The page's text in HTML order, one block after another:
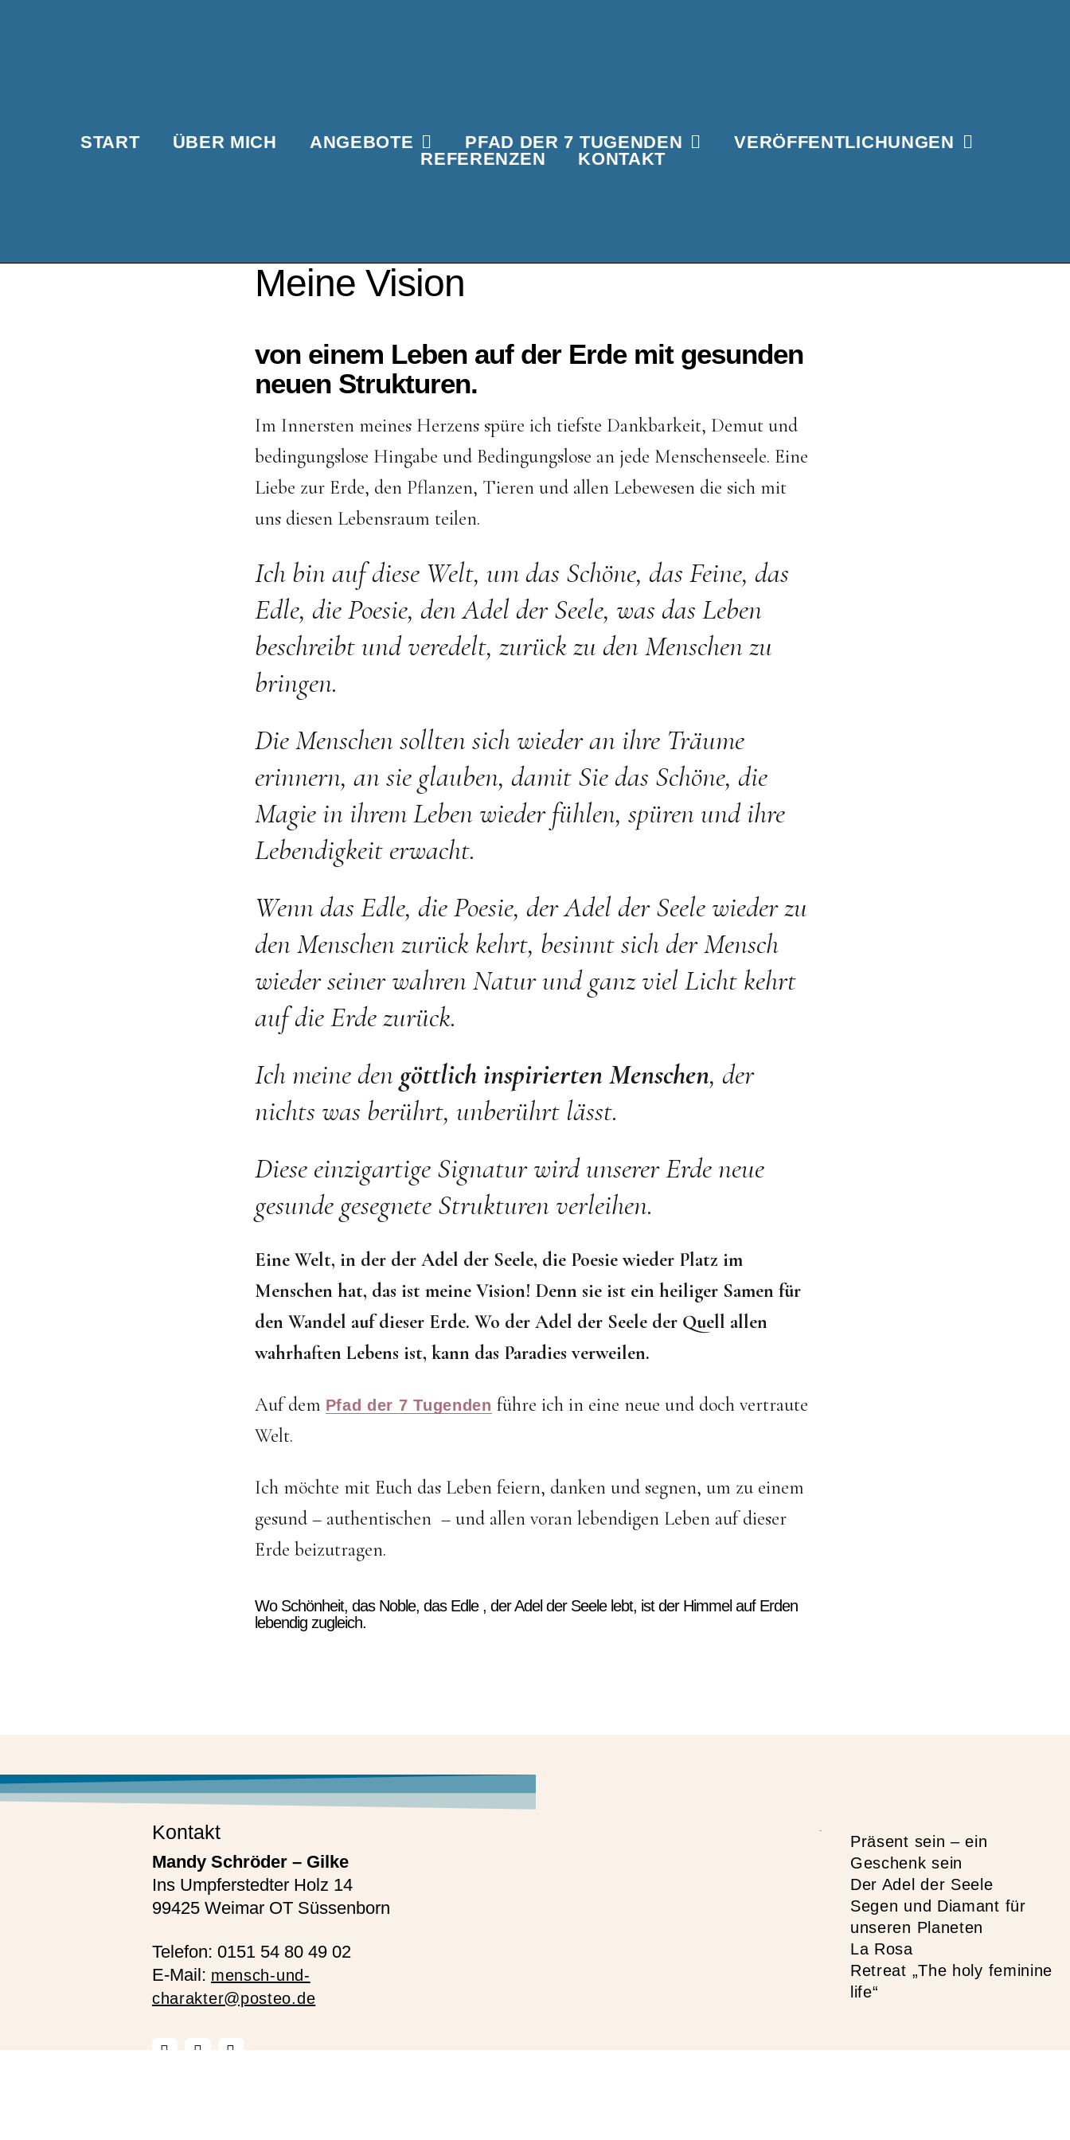
START ÜBER MICH ANGEBOTE PFAD DER 7 TUGENDEN
VERÖFFENTLICHUNGEN
REFERENZEN
KONTAKT
Meine Vision
von einem Leben auf der Erde mit gesunden
neuen Strukturen.
Im Innersten meines Herzens spüre ich tiefste Dankbarkeit, Demut und
bedingungslose Hingabe und Bedingungslose an jede Menschenseele. Eine
Liebe zur Erde, den Pflanzen, Tieren und allen Lebewesen die sich mit
uns diesen Lebensraum teilen.
Ich bin auf diese Welt, um das Schöne, das Feine, das
Edle, die Poesie, den Adel der Seele, was das Leben
beschreibt und veredelt, zurück zu den Menschen zu
bringen.
Die Menschen sollten sich wieder an ihre Träume
erinnern, an sie glauben, damit Sie das Schöne, die
Magie in ihrem Leben wieder fühlen, spüren und ihre
Lebendigkeit erwacht.
Wenn das Edle, die Poesie, der Adel der Seele wieder zu
den Menschen zurück kehrt, besinnt sich der Mensch
wieder seiner wahren Natur und ganz viel Licht kehrt
auf die Erde zurück.
Ich meine den göttlich inspirierten Menschen, der
nichts was berührt, unberührt lässt.
Diese einzigartige Signatur wird unserer Erde neue
gesunde gesegnete Strukturen verleihen.
Eine Welt, in der der Adel der Seele, die Poesie wieder Platz im
Menschen hat, das ist meine Vision! Denn sie ist ein heiliger Samen für
den Wandel auf dieser Erde. Wo der Adel der Seele der Quell allen
wahrhaften Lebens ist, kann das Paradies verweilen.
Auf dem Pfad der 7 Tugenden führe ich in eine neue und doch vertraute
Welt.
Ich möchte mit Euch das Leben feiern, danken und segnen, um zu einem
gesund – authentischen – und allen voran lebendigen Leben auf dieser
Erde beizutragen.
Wo Schönheit, das Noble, das Edle , der Adel der Seele lebt, ist der Himmel auf Erden
lebendig zugleich.
Kontakt
Mandy Schröder – Gilke
Ins Umpferstedter Holz 14
99425 Weimar OT Süssenborn
Telefon: 0151 54 80 49 02
E-Mail: mensch-und-
charakter@posteo.de
Präsent sein – ein
Geschenk sein
Der Adel der Seele
Segen und Diamant für
unseren Planeten
La Rosa
Retreat „The holy feminine
life“